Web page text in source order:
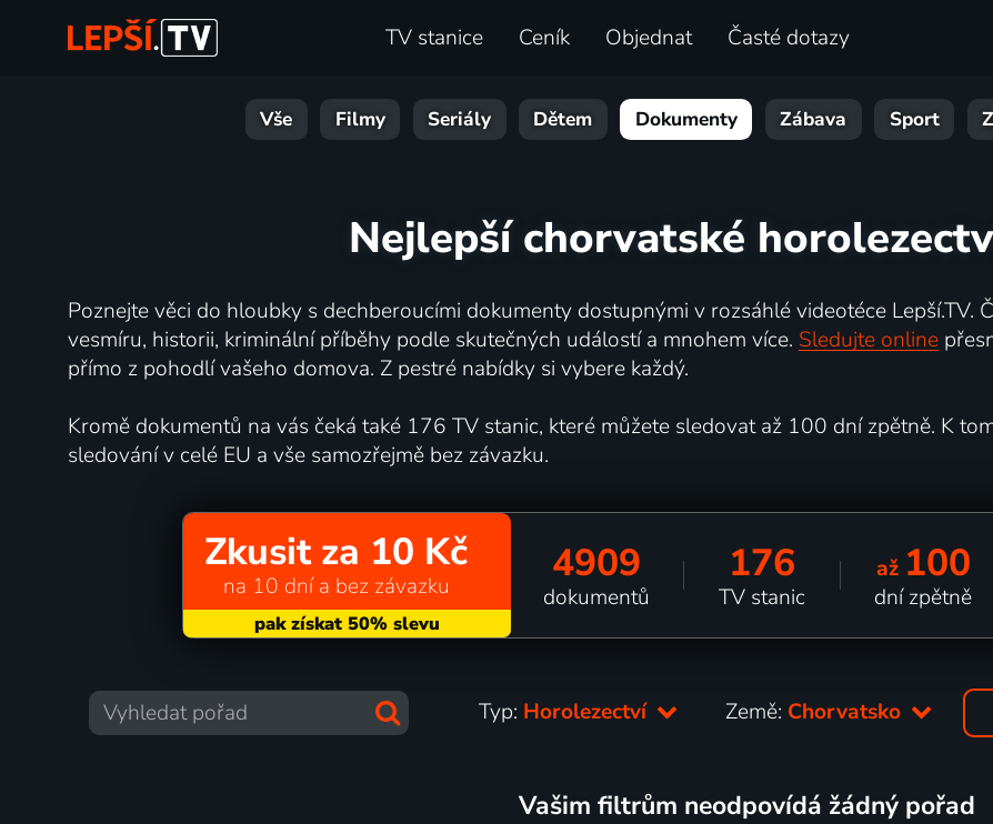
TV stanice Ceník Objednat Časté dotazy
Vše Filmy Seriály Dětem Dokumenty Zábava Sport
Nejlepší chorvatské
Poznejte věci do hloubky s dechberoucími dokumenty dostupnými v rozsáhlé videotéce Lepší.TV.
vesmíru, historii, kriminální příběhy podle skutečných událostí a mnohem více. Sledujte online
přímo z pohodlí vašeho domova. Z pestré nabídky si vybere každý.
Kromě dokumentů na vás čeká také 176 TV stanic, které můžete sledovat až 100 dní zpětně. K
sledování v celé EU a vše samozřejmě bez závazku.
Zkusit za 10 Kč
na 10 dní a bez závazku 4909
dokumentů
176
TV stanic
až 100
dní zpětně
Typ: Horolezectví Země: Chorvatsko
Vašim filtrům neodpovídá žádný pořad